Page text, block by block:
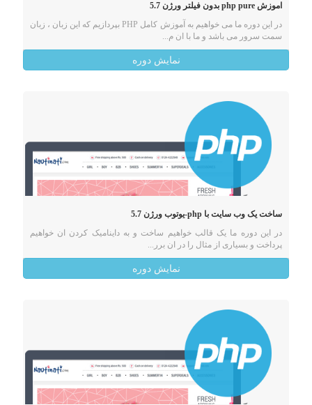
اموزش php pure بدون فیلتر ورژن 5.7
در این دوره ما می خواهیم به آموزش کامل PHP بپردازیم که این زبان ، زبان
سمت سرور می باشد و ما با ان م...
نمایش دوره
ساخت یک وب سایت با php-یوتوب ورژن 5.7
در این دوره ما یک قالب خواهیم ساخت و به داینامیک کردن ان خواهیم
پرداخت و بسیاری از مثال را در ان برر...
نمایش دوره